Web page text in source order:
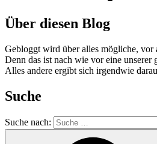
Über diesen Blog
Gebloggt wird über alles mögliche, vor
Denn das ist nach wie vor eine unserer
Alles andere ergibt sich irgendwie
Suche
Suche nach: